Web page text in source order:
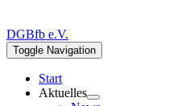
DGBfb e.V.
Toggle Navigation
Start
Aktuelles